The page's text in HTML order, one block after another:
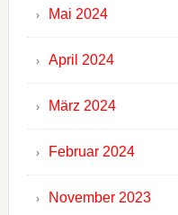
Mai 2024
April 2024
März 2024
Februar 2024
November 2023